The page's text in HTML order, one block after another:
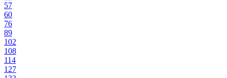
57
60
76
89
102
108
114
127